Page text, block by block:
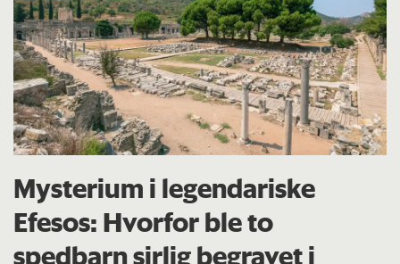
Mysterium i legendariske
Efesos: Hvorfor ble to
spedbarn sirlig begravet i